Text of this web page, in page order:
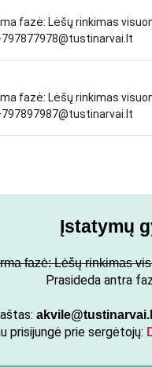
fazė: Lėšų rinkimas
fazė: Lėšų rinkimas
Įstatymų
fazė: Lėšų rinkimas
Prasideda antra
prisijungė prie sergėtojų: